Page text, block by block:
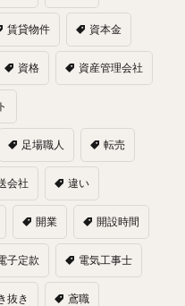
賃貸物件 資本金
資格 資産管理会社
足場職人 転売
会社 違い
開業 開設時間
子定款 電気工事士
抜き 鳶職